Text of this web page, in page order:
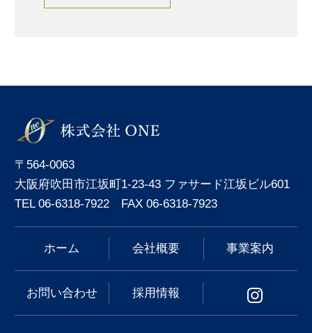
〒564-0063
大阪府吹田市江坂町1-23-43 ファサード江坂ビル601
TEL 06-6318-7922 FAX 06-6318-7923
ホーム 会社概要 事業案内
お問い合わせ 採用情報